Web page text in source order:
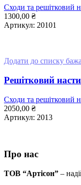
Сходи та решітковий
1300,00 ₴
Артикул: 20101
Додати до списку
Решітковий
Сходи та решітковий
2050,00 ₴
Артикул: 2013
Про нас
ТОВ “Артісон” –